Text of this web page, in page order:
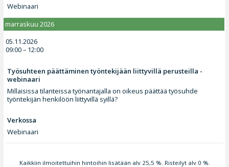
Webinaari
marraskuu 2026
05.11.2026
09:00 – 12:00
Työsuhteen päättäminen työntekijään liittyvillä perusteilla -
webinaari
Millaisissa tilanteissa työnantajalla on oikeus päättää työsuhde
työntekijän henkilöön liittyvillä syillä?
Verkossa
Webinaari
Kaikkiin ilmoitettuihin hintoihin lisätään alv 25,5 %. Risteilyt alv 0 %.